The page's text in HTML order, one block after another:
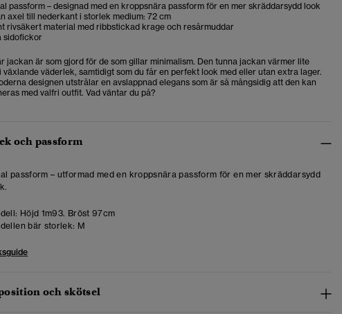
passform – designad med en kroppsnära passform för en mer skräddarsydd look
axel till nederkant i storlek medium: 72 cm
rivsäkert material med ribbstickad krage och resårmuddar
sidofickor
jackan är som gjord för de som gillar minimalism. Den tunna jackan värmer lite
växlande väderlek, samtidigt som du får en perfekt look med eller utan extra lager.
designen utstrålar en avslappnad elegans som är så mångsidig att den kan
med valfri outfit. Vad väntar du på?
och passform
passform – utformad med en kroppsnära passform för en mer skräddarsydd
Höjd 1m93. Bröst 97cm
bär storlek: M
och skötsel